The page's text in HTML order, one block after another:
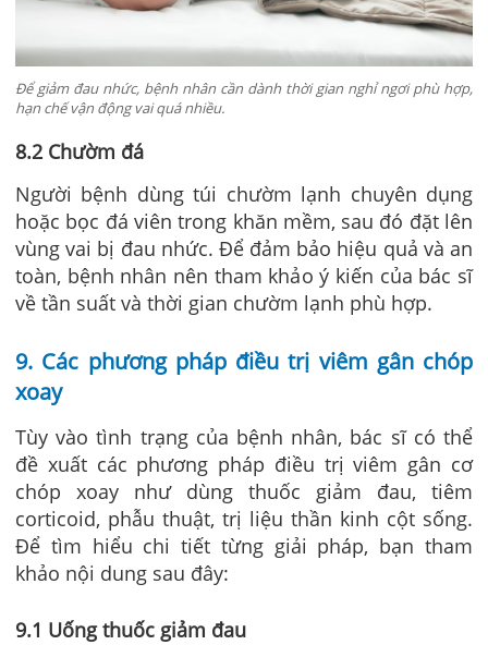
Để giảm đau nhức, bệnh nhân cần dành thời gian nghỉ ngơi phù hợp,
hạn chế vận động vai quá nhiều.
8.2 Chườm đá
Người bệnh dùng túi chườm lạnh chuyên dụng
hoặc bọc đá viên trong khăn mềm, sau đó đặt lên
vùng vai bị đau nhức. Để đảm bảo hiệu quả và an
toàn, bệnh nhân nên tham khảo ý kiến của bác sĩ
về tần suất và thời gian chườm lạnh phù hợp.
9. Các phương pháp điều trị viêm gân chóp
xoay
Tùy vào tình trạng của bệnh nhân, bác sĩ có thể
đề xuất các phương pháp điều trị viêm gân cơ
chóp xoay như dùng thuốc giảm đau, tiêm
corticoid, phẫu thuật, trị liệu thần kinh cột sống.
Để tìm hiểu chi tiết từng giải pháp, bạn tham
khảo nội dung sau đây:
9.1 Uống thuốc giảm đau